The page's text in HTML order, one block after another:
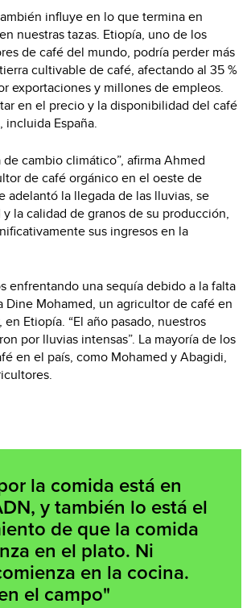
influye en lo que termina en
nuestras tazas. Etiopía, uno de los
de café del mundo, podría perder más
cultivable de café, afectando al 35 %
exportaciones y millones de empleos.
en el precio y la disponibilidad del café
España.
cambio climático”, afirma Ahmed
de café orgánico en el oeste de
adelantó la llegada de las lluvias, se
la calidad de granos de su producción,
sus ingresos en la
enfrentando una sequía debido a la falta
Dine Mohamed, un agricultor de café en
en Etiopía. “El año pasado, nuestros
por lluvias intensas”. La mayoría de los
en el país, como Mohamed y Abagidi,
la comida está en
y también lo está el
de que la comida
en el plato. Ni
en la cocina.
el campo"